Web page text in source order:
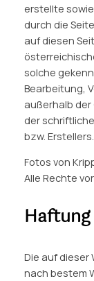
erstellte
durch die
auf diesen
solche
Bearbeitung,
außerhalb
der
bzw. Erstellers.
Fotos von
Alle Rechte
Die auf
nach bestem